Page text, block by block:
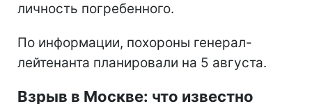
личность погребенного.
По информации, похороны генерал-
лейтенанта планировали на 5 августа.
Взрыв в Москве: что известно